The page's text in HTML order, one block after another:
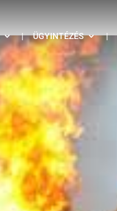
| ÜGYINTÉZÉS |